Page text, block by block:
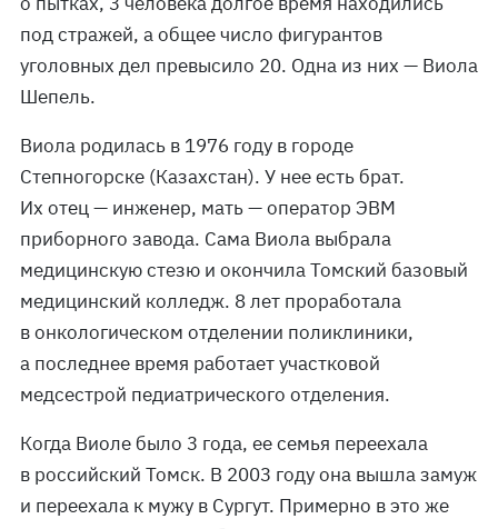
под стражей, а общее число фигурантов
уголовных дел превысило 20. Одна из них — Виола
Шепель.
Виола родилась в 1976 году в городе
Степногорске (Казахстан). У нее есть брат.
Их отец — инженер, мать — оператор ЭВМ
приборного завода. Сама Виола выбрала
медицинскую стезю и окончила Томский базовый
медицинский колледж. 8 лет проработала
в онкологическом отделении поликлиники,
а последнее время работает участковой
медсестрой педиатрического отделения.
Когда Виоле было 3 года, ее семья переехала
в российский Томск. В 2003 году она вышла замуж
и переехала к мужу в Сургут. Примерно в это же